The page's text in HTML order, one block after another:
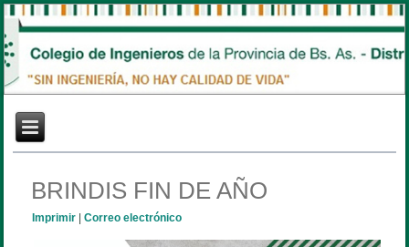
BRINDIS FIN DE AÑO
Imprimir |Correo electrónico